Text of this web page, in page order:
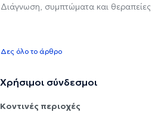
Διάγνωση, συμπτώματα και θεραπείες
Δες όλο το άρθρο
Χρήσιμοι σύνδεσμοι
Κοντινές περιοχές